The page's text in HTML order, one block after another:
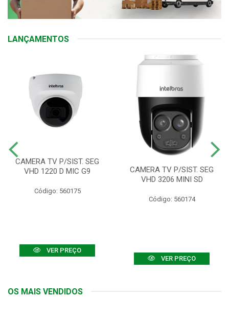
LANÇAMENTOS
CAMERA TV P/SIST. SEG
VHD 1220 D MIC G9
Código: 560175
VER PREÇO
CAMERA TV P/SIST. SEG
VHD 3206 MINI SD
Código: 560174
VER PREÇO
OS MAIS VENDIDOS